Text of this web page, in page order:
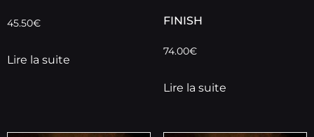
45.50€
Lire la suite
FINISH
74.00€
Lire la suite